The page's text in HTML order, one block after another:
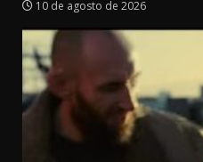
10 de agosto de 2026